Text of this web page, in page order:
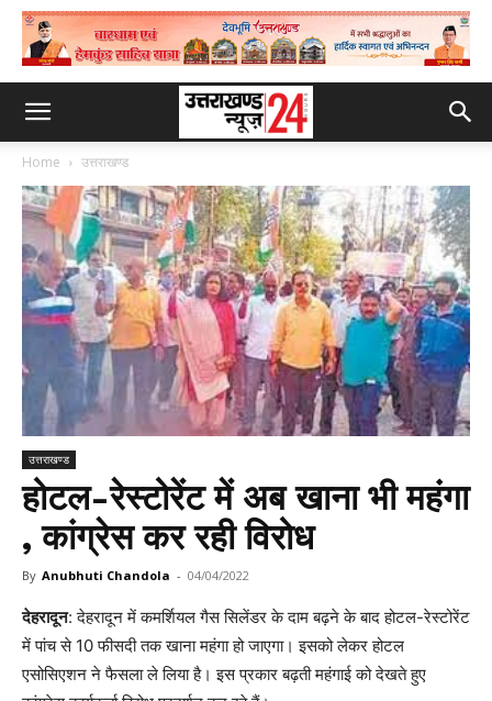
Home उत्तराखण्ड
उत्तराखण्ड
होटल-रेस्टोरेंट में अब खाना भी महंगा
, कांग्रेस कर रही विरोध
By Anubhuti Chandola - 04/04/2022
देहरादून: देहरादून में कमर्शियल गैस सिलेंडर के दाम बढ़ने के बाद होटल-रेस्टोरेंट
में पांच से 10 फीसदी तक खाना महंगा हो जाएगा। इसको लेकर होटल
एसोसिएशन ने फैसला ले लिया है। इस प्रकार बढ़ती महंगाई को देखते हुए